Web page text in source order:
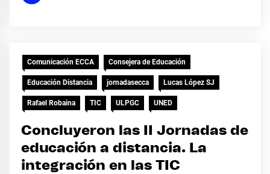
Comunicación ECCA Consejera de Educación
Educación Distancia jornadasecca Lucas López SJ
Rafael Robaina TIC ULPGC UNED
Concluyeron las II Jornadas de
educación a distancia. La
integración en las TIC